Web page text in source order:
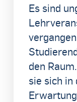
Es sind
den
sie sich in